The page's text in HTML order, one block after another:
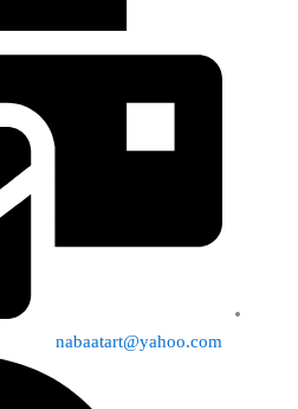
nabaatart@yahoo.com